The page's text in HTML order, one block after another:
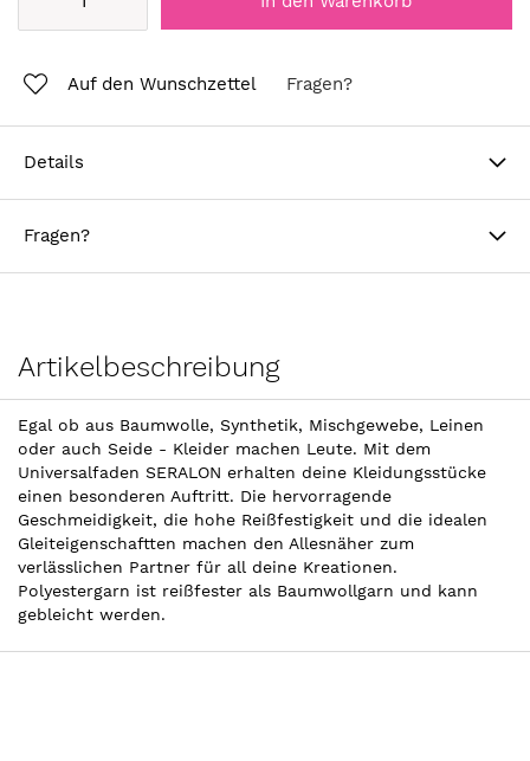
Auf den Wunschzettel Fragen?
Details
Fragen?
Artikelbeschreibung
Egal ob aus Baumwolle, Synthetik, Mischgewebe, Leinen
oder auch Seide - Kleider machen Leute. Mit dem
Universalfaden SERALON erhalten deine Kleidungsstücke
einen besonderen Auftritt. Die hervorragende
Geschmeidigkeit, die hohe Reißfestigkeit und die idealen
Gleiteigenschaftten machen den Allesnäher zum
verlässlichen Partner für all deine Kreationen.
Polyestergarn ist reißfester als Baumwollgarn und kann
gebleicht werden.